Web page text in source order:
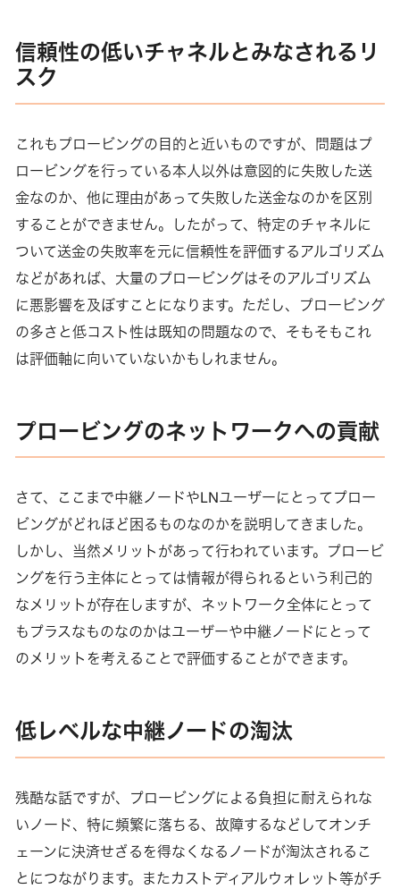
信頼性の低いチャネルとみなされるリ
スク
これもプロービングの目的と近いものですが、問題はプ
ロービングを行っている本人以外は意図的に失敗した送
金なのか、他に理由があって失敗した送金なのかを区別
することができません。したがって、特定のチャネルに
ついて送金の失敗率を元に信頼性を評価するアルゴリズム
などがあれば、大量のプロービングはそのアルゴリズム
に悪影響を及ぼすことになります。ただし、プロービング
の多さと低コスト性は既知の問題なので、そもそもこれ
は評価軸に向いていないかもしれません。
プロービングのネットワークへの貢献
さて、ここまで中継ノードやLNユーザーにとってプロー
ビングがどれほど困るものなのかを説明してきました。
しかし、当然メリットがあって行われています。プロービ
ングを行う主体にとっては情報が得られるという利己的
なメリットが存在しますが、ネットワーク全体にとって
もプラスなものなのかはユーザーや中継ノードにとって
のメリットを考えることで評価することができます。
低レベルな中継ノードの淘汰
残酷な話ですが、プロービングによる負担に耐えられな
いノード、特に頻繁に落ちる、故障するなどしてオンチ
ェーンに決済せざるを得なくなるノードが淘汰されるこ
とにつながります。またカストディアルウォレット等がチ